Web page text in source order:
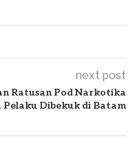
next post
Ratusan Pod Narkotika
Pelaku Dibekuk di Batam